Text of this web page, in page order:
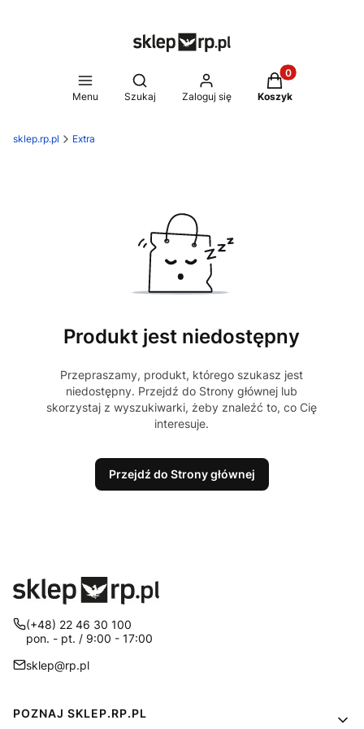
Menu
Otwórz wyszukiwarkę
Szukaj Zaloguj się
Produkty w
Koszyk
sklep.rp.pl Extra
Produkt jest niedostępny
Przepraszamy, produkt, którego szukasz jest
niedostępny. Przejdź do Strony głównej lub
skorzystaj z wyszukiwarki, żeby znaleźć to, co Cię
interesuje.
Przejdź do Strony głównej
(+48) 22 46 30 100
pon. - pt. / 9:00 - 17:00
sklep@rp.pl
Linki w stopce
POZNAJ SKLEP.RP.PL